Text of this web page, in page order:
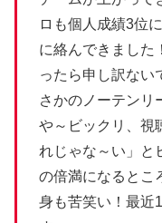
ロも個人成績3位
に絡んできました
ったら申し訳ない
さかのノーテンリ
や～ビックリ、視
れじゃな～い」と
の倍満になるとこ
身も苦笑い！最近